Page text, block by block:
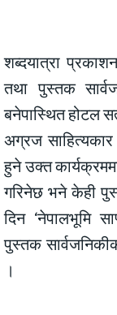
शब्दयात्रा
तथा पुस्तक
बनेपास्थित होटल
अग्रज
हुने उक्त
गरिनेछ भने केही
दिन ‘नेपालभूमि
पुस्तक
।